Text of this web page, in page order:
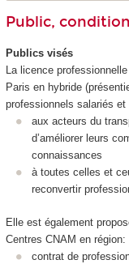
Public,
Publics visés
La licence
Paris en hybride
professionnels salariés et
aux acteurs du
d’améliorer leurs
connaissances
à toutes celles et
reconvertir
Elle est également
Centres CNAM en région:
contrat de